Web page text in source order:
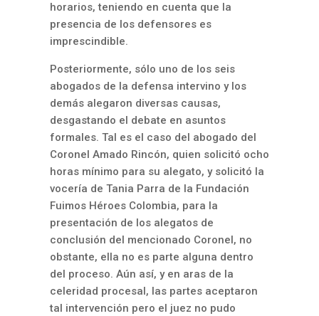
horarios, teniendo en cuenta que la
presencia de los defensores es
imprescindible.
Posteriormente, sólo uno de los seis
abogados de la defensa intervino y los
demás alegaron diversas causas,
desgastando el debate en asuntos
formales. Tal es el caso del abogado del
Coronel Amado Rincón, quien solicitó ocho
horas mínimo para su alegato, y solicitó la
vocería de Tania Parra de la Fundación
Fuimos Héroes Colombia, para la
presentación de los alegatos de
conclusión del mencionado Coronel, no
obstante, ella no es parte alguna dentro
del proceso. Aún así, y en aras de la
celeridad procesal, las partes aceptaron
tal intervención pero el juez no pudo